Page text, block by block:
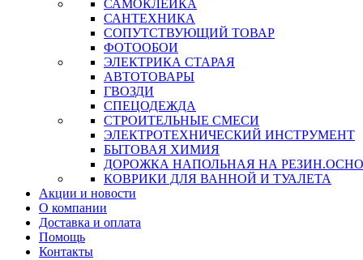
САМОКЛЕЙКА
САНТЕХНИКА
СОПУТСТВУЮЩИЙ ТОВАР
ФОТООБОИ
ЭЛЕКТРИКА СТАРАЯ
АВТОТОВАРЫ
ГВОЗДИ
СПЕЦОДЕЖДА
СТРОИТЕЛЬНЫЕ СМЕСИ
ЭЛЕКТРОТЕХНИЧЕСКИЙ ИНСТРУМЕНТ
БЫТОВАЯ ХИМИЯ
ДОРОЖКА НАПОЛЬНАЯ НА
КОВРИКИ ДЛЯ ВАННОЙ И ТУАЛЕТА
Акции и новости
О компании
Доставка и оплата
Помощь
Контакты